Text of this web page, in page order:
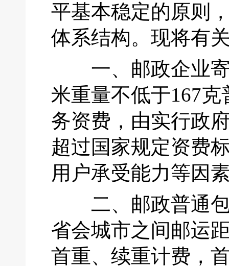
平基本稳定的原则
体系结构。现将有
一、邮政企业寄
米重量不低于167
务资费，由实行政
超过国家规定资费
用户承受能力等因
二、邮政普通包
省会城市之间邮运
首重、续重计费，